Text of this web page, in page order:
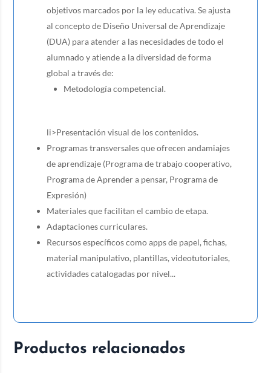
objetivos marcados por la ley educativa. Se ajusta
al concepto de Diseño Universal de Aprendizaje
(DUA) para atender a las necesidades de todo el
alumnado y atiende a la diversidad de forma
global a través de:
Metodología competencial.
li>Presentación visual de los contenidos.
Programas transversales que ofrecen andamiajes
de aprendizaje (Programa de trabajo cooperativo,
Programa de Aprender a pensar, Programa de
Expresión)
Materiales que facilitan el cambio de etapa.
Adaptaciones curriculares.
Recursos específicos como apps de papel, fichas,
material manipulativo, plantillas, videotutoriales,
actividades catalogadas por nivel...
Productos relacionados